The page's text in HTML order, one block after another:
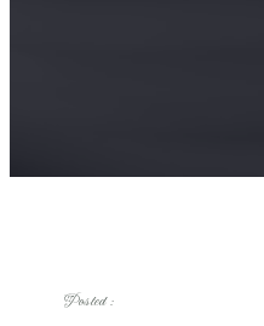
Posted :